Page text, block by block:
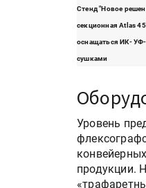
Стенд "Новое
секционная Atlas
оснащаться ИК- УФ-
сушками
Уровень
продукции.